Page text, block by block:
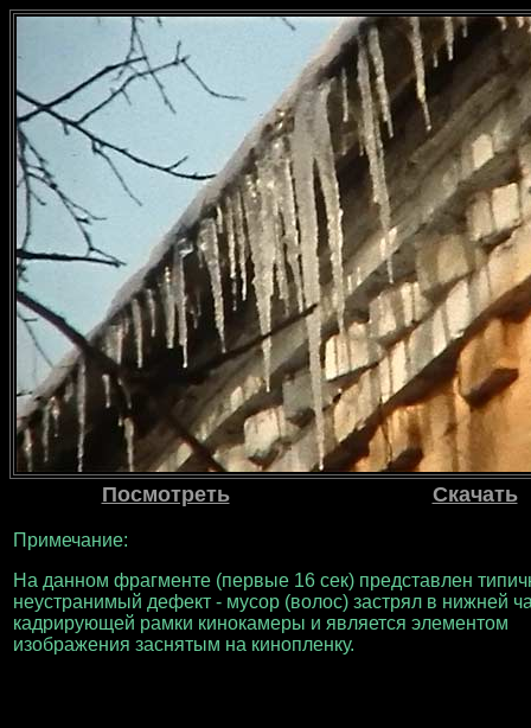
Посмотреть Скачать
Примечание:
На данном фрагменте (первые 16 сек) представлен
неустранимый дефект - мусор (волос) застрял в нижней
кадрирующей рамки кинокамеры и является элементом
изображения заснятым на кинопленку.